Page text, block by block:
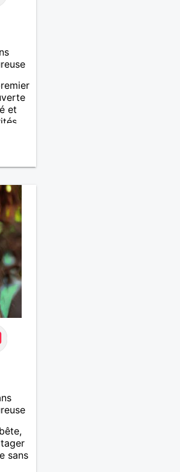
et
sans